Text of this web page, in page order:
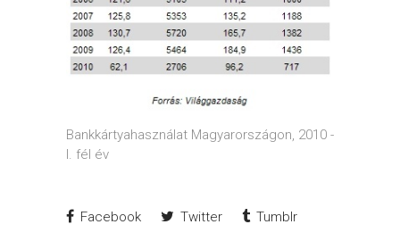
Bankkártyahasználat Magyarországon, 2010 -
I. fél év
Facebook Twitter Tumblr